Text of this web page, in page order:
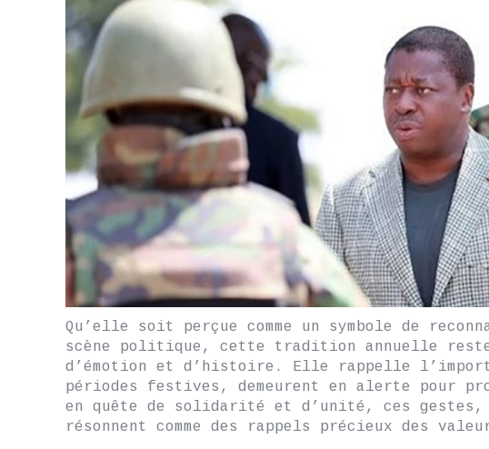
Qu’elle soit perçue comme un symbole de
scène politique, cette tradition annuelle reste
d’émotion et d’histoire. Elle rappelle
périodes festives, demeurent en alerte pour
en quête de solidarité et d’unité, ces
résonnent comme des rappels précieux des